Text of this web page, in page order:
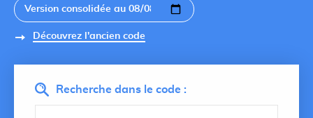
Découvrez l'ancien code
Recherche dans le code :